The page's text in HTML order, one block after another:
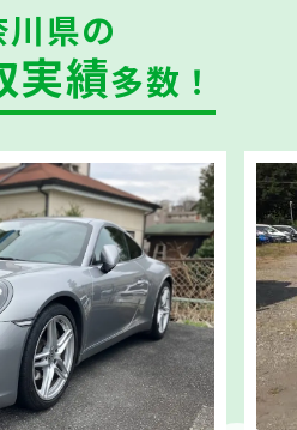
県の
実績多数！